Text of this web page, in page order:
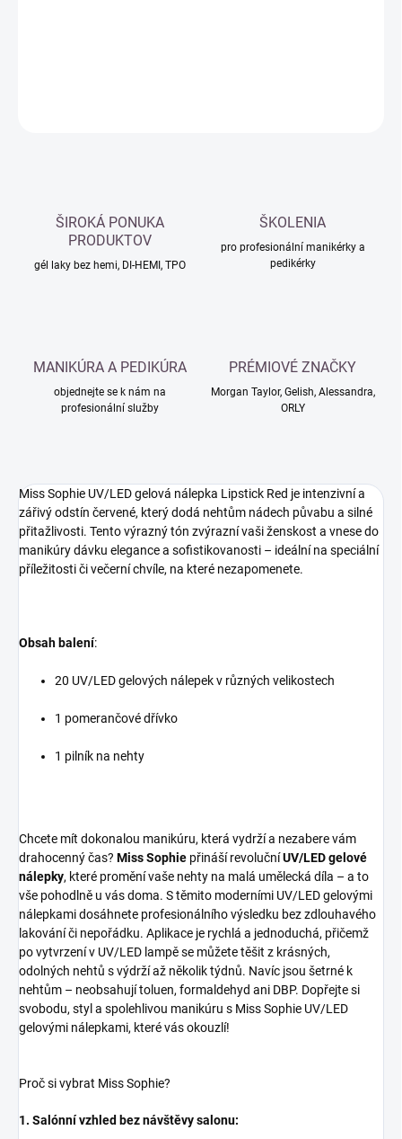
ŠIROKÁ PONUKA
PRODUKTOV
gél laky bez hemi, DI-HEMI, TPO
ŠKOLENIA
pro profesionální manikérky a
pedikérky
MANIKÚRA A PEDIKÚRA
objednejte se k nám na
profesionální služby
PRÉMIOVÉ ZNAČKY
Morgan Taylor, Gelish, Alessandra,
ORLY
Miss Sophie UV/LED gelová nálepka Lipstick Red je intenzivní a
zářivý odstín červené, který dodá nehtům nádech půvabu a silné
přitažlivosti. Tento výrazný tón zvýrazní vaši ženskost a vnese do
manikúry dávku elegance a sofistikovanosti – ideální na speciální
příležitosti či večerní chvíle, na které nezapomenete.
Obsah balení:
20 UV/LED gelových nálepek v různých velikostech
1 pomerančové dřívko
1 pilník na nehty
Chcete mít dokonalou manikúru, která vydrží a nezabere vám
drahocenný čas? Miss Sophie přináší revolučníUV/LED gelové
nálepky, které promění vaše nehty na malá umělecká díla – a to
vše pohodlně u vás doma. S těmito moderními UV/LED gelovými
nálepkami dosáhnete profesionálního výsledku bez zdlouhavého
lakování či nepořádku. Aplikace je rychlá a jednoduchá, přičemž
po vytvrzení v UV/LED lampě se můžete těšit z krásných,
odolných nehtů s výdrží až několik týdnů. Navíc jsou šetrné k
nehtům – neobsahují toluen, formaldehyd ani DBP. Dopřejte si
svobodu, styl a spolehlivou manikúru s Miss Sophie UV/LED
gelovými nálepkami, které vás okouzlí!
Proč si vybrat Miss Sophie?
1. Salónní vzhled bez návštěvy salonu: